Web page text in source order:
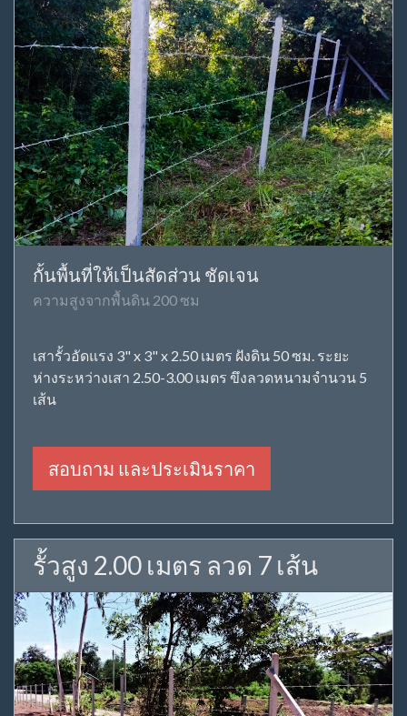
กั้นพื้นที่ให้เป็นสัดส่วน ชัดเจน
ความสูงจากพื้นดิน 200 ซม
เสารั้วอัดแรง 3" x 3" x 2.50 เมตร ฝังดิน 50 ซม. ระยะ
ห่างระหว่างเสา 2.50-3.00 เมตร ขึงลวดหนามจำนวน 5
เส้น
สอบถาม และประเมินราคา
รั้วสูง 2.00 เมตร ลวด 7 เส้น